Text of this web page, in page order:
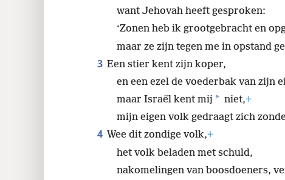
want Jehovah heeft gesproken:
‘Zonen heb ik grootgebracht en
maar ze zijn tegen me in opstand
3 Een stier kent zijn koper,
en een ezel de voederbak van zijn
maar Israël kent mij * niet,+
mijn eigen volk gedraagt zich
4 Wee dit zondige volk,+
het volk beladen met schuld,
nakomelingen van boosdoeners,